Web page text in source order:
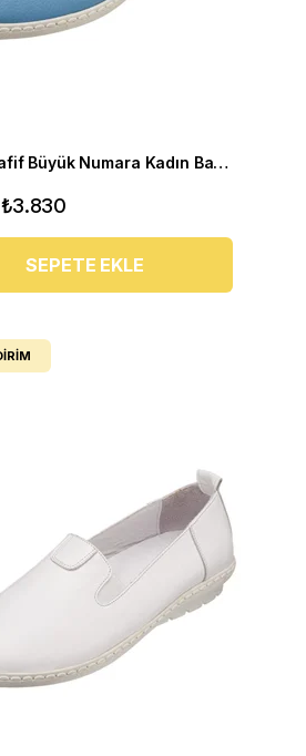
Rahat Hafif Büyük Numara Kadın Babet Ayakkabı Pr 5511 Mavi
₺3.830
SEPETE EKLE